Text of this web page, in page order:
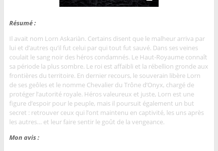
Résumé :
Il avait nom Lorn Askariàn. Certains disent que le malheur arriva par
lui et d’autres qu’il fut celui par qui tout fut sauvé. Dans ses veines
coulait le sang noir des héros condamnés. Le Haut-Royaume connaît
sa période la plus sombre. Le roi est affaibli et la rébellion gronde aux
frontières du territoire. En dernier recours, le souverain libère Lorn
de ses geôles et le nomme Chevalier du Trône d’Onyx, chargé de
protéger l’autorité royale. Héros valeureux et juste, Lorn est une
figure d’espoir pour le peuple, mais il poursuit également un but
secret : retrouver ceux qui l’ont maintenu en captivité, les uns après
les autres… et leur faire sentir le goût de la vengeance.
Mon avis :